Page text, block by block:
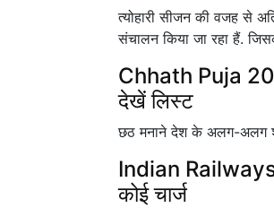
त्योहारी सीजन की वजह से
संचालन किया जा रहा हैं.
Chhath Puja
देखें लिस्ट
छठ मनाने देश के अलग-अलग
Indian Railways:
कोई चार्ज